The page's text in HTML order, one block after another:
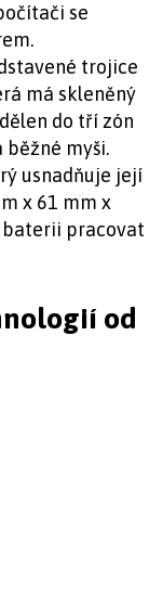
se
trojice
má skleněný
do tří zón
myši.
usnadňuje její
x 61 mm x
baterii pracovat
od